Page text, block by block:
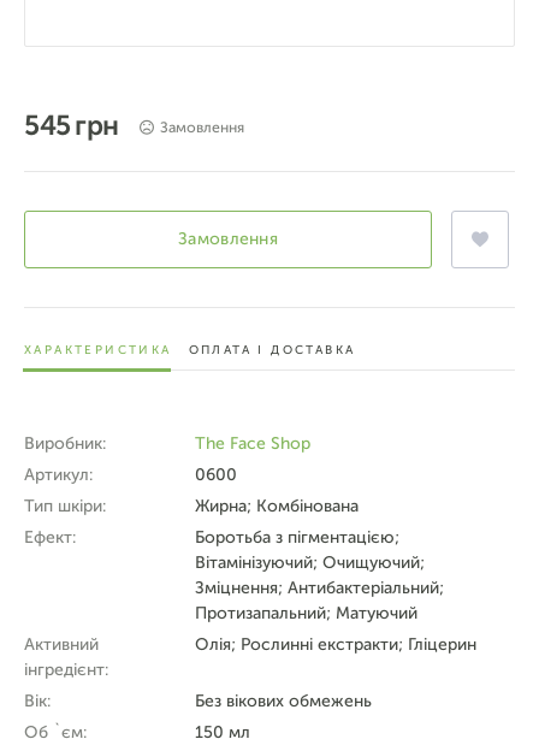
545 грн Замовлення
Замовлення
ХАРАКТЕРИСТИКА ОПЛАТА І ДОСТАВКА
Виробник:
The Face Shop
Артикул:
0600
Тип шкіри:
Жирна; Комбінована
Ефект:
Боротьба з пігментацією;
Вітамінізуючий; Очищуючий;
Зміцнення; Антибактеріальний;
Протизапальний; Матуючий
Активний
інгредієнт:
Олія; Рослинні екстракти; Гліцерин
Вік:
Без вікових обмежень
Об `єм:
150 мл